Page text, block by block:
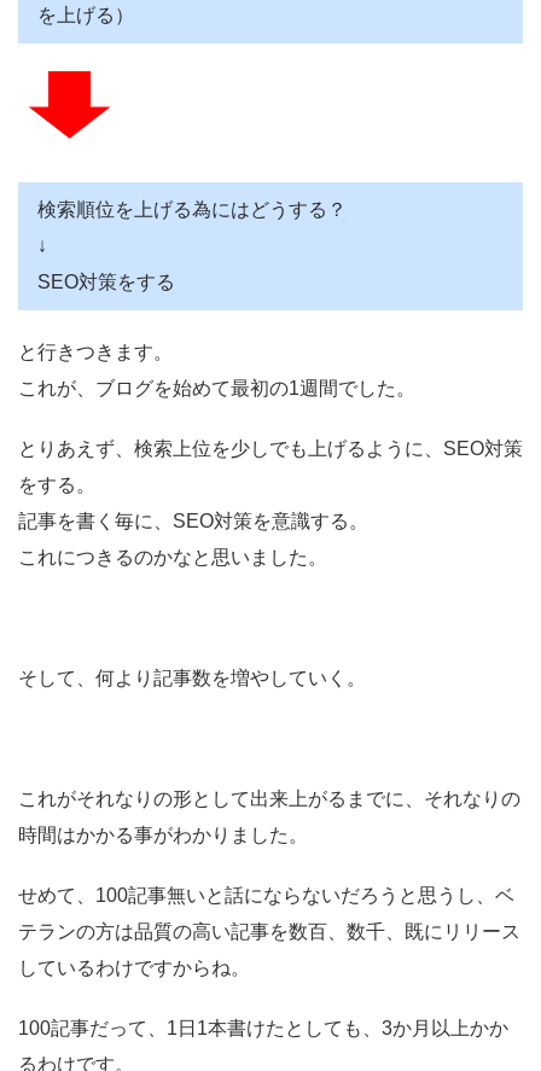
を上げる）
検索順位を上げる為にはどうする？
↓
SEO対策をする
と行きつきます。
これが、ブログを始めて最初の1週間でした。
とりあえず、検索上位を少しでも上げるように、SEO対策
をする。
記事を書く毎に、SEO対策を意識する。
これにつきるのかなと思いました。
そして、何より記事数を増やしていく。
これがそれなりの形として出来上がるまでに、それなりの
時間はかかる事がわかりました。
せめて、100記事無いと話にならないだろうと思うし、ベ
テランの方は品質の高い記事を数百、数千、既にリリース
しているわけですからね。
100記事だって、1日1本書けたとしても、3か月以上かか
るわけです。